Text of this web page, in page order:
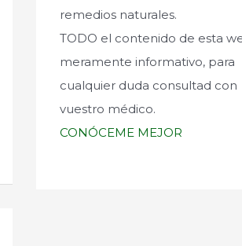
remedios naturales.
TODO el contenido de esta
meramente informativo, para
cualquier duda consultad con
vuestro médico.
CONÓCEME MEJOR